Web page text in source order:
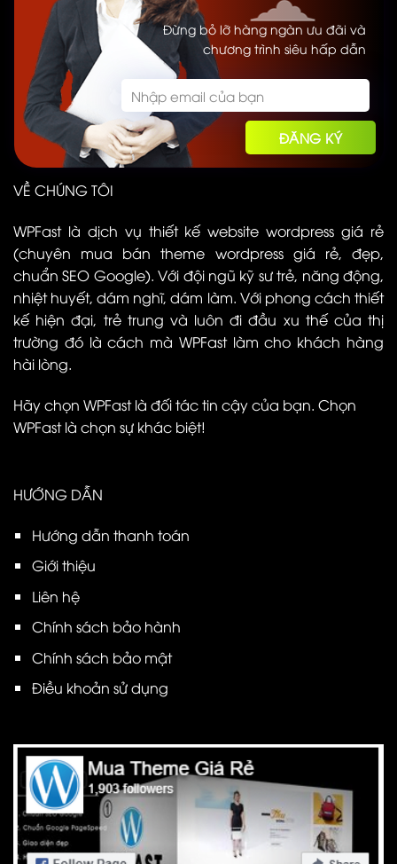
Đừng bỏ lỡ hàng ngàn ưu đãi và
chương trình siêu hấp dẫn
VỀ CHÚNG TÔI
WPFast là dịch vụ thiết kế website wordpress giá rẻ
(chuyên mua bán theme wordpress giá rẻ, đẹp,
chuẩn SEO Google). Với đội ngũ kỹ sư trẻ, năng động,
nhiệt huyết, dám nghĩ, dám làm. Với phong cách thiết
kế hiện đại, trẻ trung và luôn đi đầu xu thế của thị
trường đó là cách mà WPFast làm cho khách hàng
hài lòng.
Hãy chọn WPFast là đối tác tin cậy của bạn. Chọn
WPFast là chọn sự khác biệt!
HƯỚNG DẪN
Hướng dẫn thanh toán
Giới thiệu
Liên hệ
Chính sách bảo hành
Chính sách bảo mật
Điều khoản sử dụng